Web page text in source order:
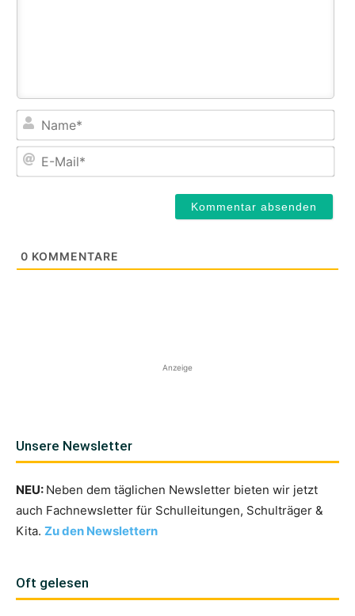
E-
0 KOMMENTARE
Anzeige
Unsere Newsletter
NEU: Neben dem täglichen Newsletter bieten wir jetzt
auch Fachnewsletter für Schulleitungen, Schulträger &
Kita. Zu den Newslettern
Oft gelesen